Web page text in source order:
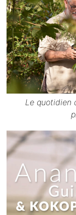
Le quotidien